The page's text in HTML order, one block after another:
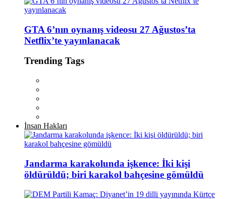
GTA 6’nın oynanış videosu 27 Ağustos’ta
Netflix’te yayınlanacak
Trending Tags
İnsan Hakları
Jandarma karakolunda işkence: İki kişi
öldürüldü; biri karakol bahçesine gömüldü